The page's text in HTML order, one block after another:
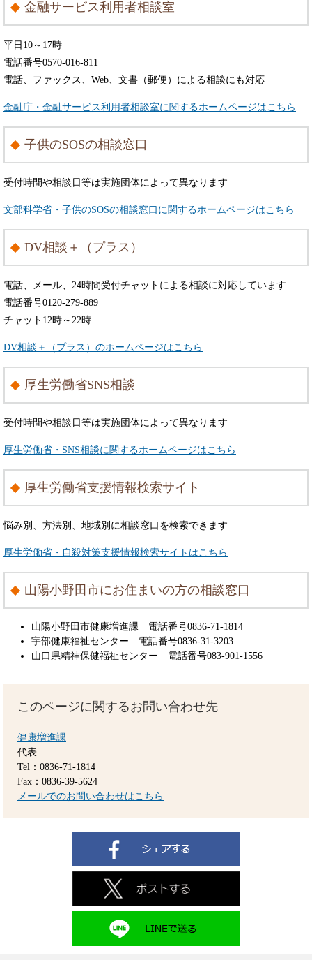
金融サービス利用者相談室
平日10～17時
電話番号0570-016-811
電話、ファックス、Web、文書（郵便）による相談にも対応
金融庁・金融サービス利用者相談室に関するホームページはこちら
子供のSOSの相談窓口
受付時間や相談日等は実施団体によって異なります
文部科学省・子供のSOSの相談窓口に関するホームページはこちら
DV相談＋（プラス）
電話、メール、24時間受付チャットによる相談に対応しています
電話番号0120-279-889
チャット12時～22時
DV相談＋（プラス）のホームページはこちら
厚生労働省SNS相談
受付時間や相談日等は実施団体によって異なります
厚生労働省・SNS相談に関するホームページはこちら
厚生労働省支援情報検索サイト
悩み別、方法別、地域別に相談窓口を検索できます
厚生労働省・自殺対策支援情報検索サイトはこちら
山陽小野田市にお住まいの方の相談窓口
山陽小野田市健康増進課 電話番号0836-71-1814
宇部健康福祉センター 電話番号0836-31-3203
山口県精神保健福祉センター 電話番号083-901-1556
このページに関するお問い合わせ先
健康増進課
代表
Tel：0836-71-1814
Fax：0836-39-5624
メールでのお問い合わせはこちら